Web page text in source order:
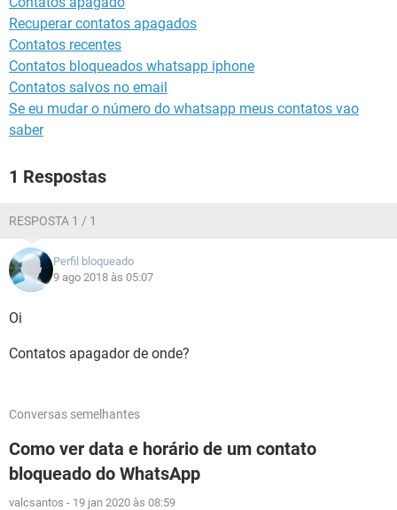
GUIA DE COMPRAS
Recuperar contatos apagados
Contatos recentes
Contatos bloqueados whatsapp iphone
Contatos salvos no email
Se eu mudar o número do whatsapp meus contatos vao
saber
1 Respostas
RESPOSTA 1 / 1
Perfil bloqueado
9 ago 2018 às 05:07
Oi
Contatos apagador de onde?
Conversas semelhantes
Como ver data e horário de um contato
bloqueado do WhatsApp
valcsantos - 19 jan 2020 às 08:59